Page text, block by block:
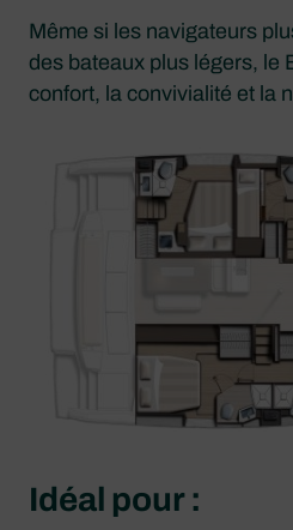
Même si les navigateurs
des bateaux plus légers, le
confort, la convivialité et la
Idéal pour :